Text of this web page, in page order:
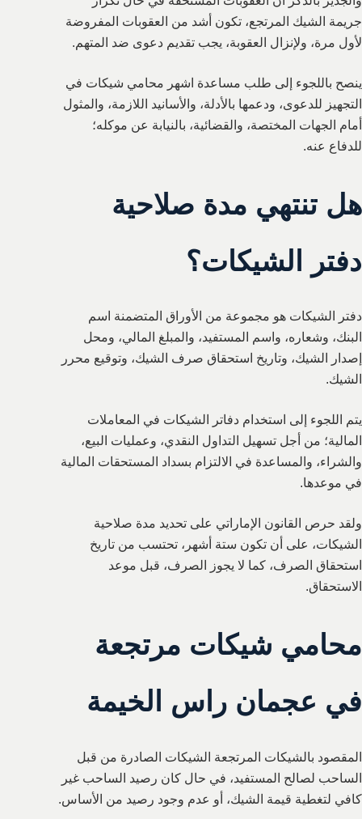
جريمة الشيك المرتجع، تكون أشد من العقوبات المفروضة
لأول مرة، ولإنزال العقوبة، يجب تقديم دعوى ضد المتهم.
ينصح باللجوء إلى طلب مساعدة اشهر محامي شيكات في
التجهيز للدعوى، ودعمها بالأدلة، والأسانيد اللازمة، والمثول
أمام الجهات المختصة، والقضائية، بالنيابة عن موكله؛
للدفاع عنه.
هل تنتهي مدة صلاحية
دفتر الشيكات؟
دفتر الشيكات هو مجموعة من الأوراق المتضمنة اسم
البنك، وشعاره، واسم المستفيد، والمبلغ المالي، ومحل
إصدار الشيك، وتاريخ استحقاق صرف الشيك، وتوقيع محرر
الشيك.
يتم اللجوء إلى استخدام دفاتر الشيكات في المعاملات
المالية؛ من أجل تسهيل التداول النقدي، وعمليات البيع،
والشراء، والمساعدة في الالتزام بسداد المستحقات المالية
في موعدها.
ولقد حرص القانون الإماراتي على تحديد مدة صلاحية
الشيكات، على أن تكون ستة أشهر، تحتسب من تاريخ
استحقاق الصرف، كما لا يجوز الصرف، قبل موعد
الاستحقاق.
محامي شيكات مرتجعة
في عجمان راس الخيمة
المقصود بالشيكات المرتجعة الشيكات الصادرة من قبل
الساحب لصالح المستفيد، في حال كان رصيد الساحب غير
كافي لتغطية قيمة الشيك، أو عدم وجود رصيد من الأساس.